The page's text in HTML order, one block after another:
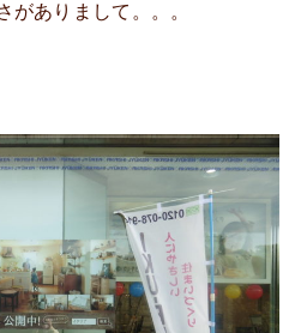
がありまして。。。